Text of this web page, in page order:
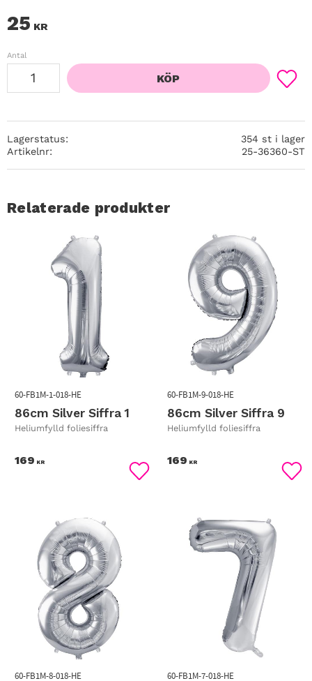
25 KR
Antal
KÖP
Lägg
Lagerstatus
354 st i lager
Artikelnr
25-36360-ST
Relaterade produkter
86cm Silver Siffra 1
Heliumfylld foliesiffra
60-FB1M-1-018-HE
169 KR
Lägg till i favoriter
86cm Silver Siffra 9
Heliumfylld foliesiffra
60-FB1M-9-018-HE
169 KR
60-FB1M-8-018-HE 60-FB1M-7-018-HE